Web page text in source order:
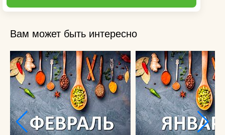
Вам может быть интересно